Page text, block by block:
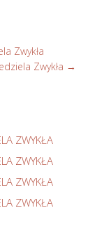
Zwykła
Zwykła →
ZWYKŁA
ZWYKŁA
ZWYKŁA
ZWYKŁA